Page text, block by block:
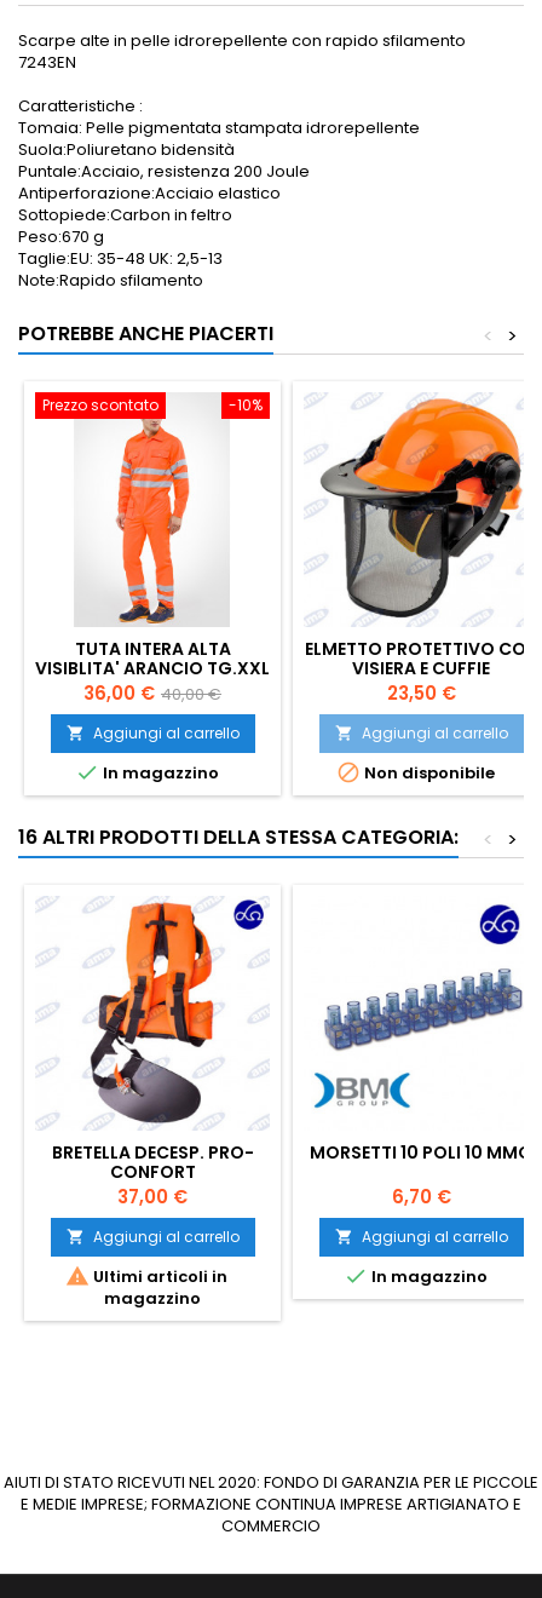
Scarpe alte in pelle idrorepellente con rapido sfilamento
7243EN
Caratteristiche :
Tomaia: Pelle pigmentata stampata idrorepellente
Suola:Poliuretano bidensità
Puntale:Acciaio, resistenza 200 Joule
Antiperforazione:Acciaio elastico
Sottopiede:Carbon in feltro
Peso:670 g
Taglie:EU: 35-48 UK: 2,5-13
Note:Rapido sfilamento
POTREBBE ANCHE PIACERTI >
<
-10%
Prezzo scontato
TUTA INTERA ALTA
VISIBLITA' ARANCIO TG.XXL
.1PEZZO
Prezzo
36,00 € Prezzo
base
40,00 €
 Aggiungi al carrello
 In magazzino
ELMETTO PROTETTIVO CON
VISIERA E CUFFIE
Prezzo
23,50 €
 Aggiungi al carrello
 Non disponibile
16 ALTRI PRODOTTI DELLA STESSA CATEGORIA: >
<
BRETELLA DECESP. PRO-
CONFORT
Prezzo
37,00 €
 Aggiungi al carrello
 Ultimi articoli in
magazzino
MORSETTI 10 POLI 10 MMQ
Prezzo
6,70 €
 Aggiungi al carrello
 In magazzino
AIUTI DI STATO RICEVUTI NEL 2020: FONDO DI GARANZIA PER LE PICCOLE
E MEDIE IMPRESE; FORMAZIONE CONTINUA IMPRESE ARTIGIANATO E
COMMERCIO